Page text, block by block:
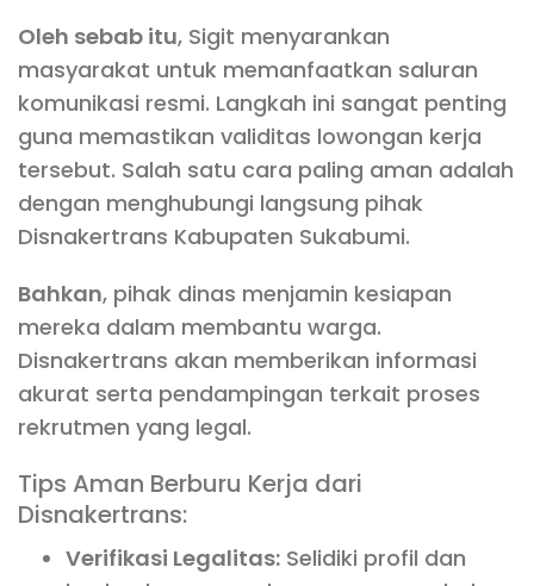
Oleh sebab itu, Sigit menyarankan
masyarakat untuk memanfaatkan saluran
komunikasi resmi. Langkah ini sangat penting
guna memastikan validitas lowongan kerja
tersebut. Salah satu cara paling aman adalah
dengan menghubungi langsung pihak
Disnakertrans Kabupaten Sukabumi.
Bahkan, pihak dinas menjamin kesiapan
mereka dalam membantu warga.
Disnakertrans akan memberikan informasi
akurat serta pendampingan terkait proses
rekrutmen yang legal.
Tips Aman Berburu Kerja dari
Disnakertrans:
Verifikasi Legalitas: Selidiki profil dan